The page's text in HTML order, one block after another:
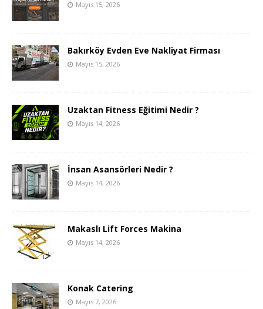
Mayıs 15, 2026
Bakırköy Evden Eve Nakliyat Firması
Mayıs 15, 2026
Uzaktan Fitness Eğitimi Nedir ?
Mayıs 14, 2026
İnsan Asansörleri Nedir ?
Mayıs 14, 2026
Makaslı Lift Forces Makina
Mayıs 14, 2026
Konak Catering
Mayıs 7, 2026